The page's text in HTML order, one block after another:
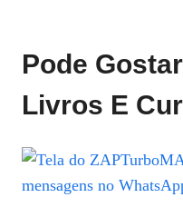
Pode
Livros E